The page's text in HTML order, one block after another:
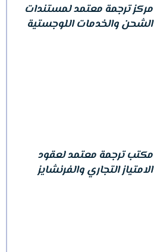
مركز ترجمة معتمد لمستندات
الشحن والخدمات اللوجستية
مكتب ترجمة معتمد لعقود
الامتياز التجاري والفرنشايز